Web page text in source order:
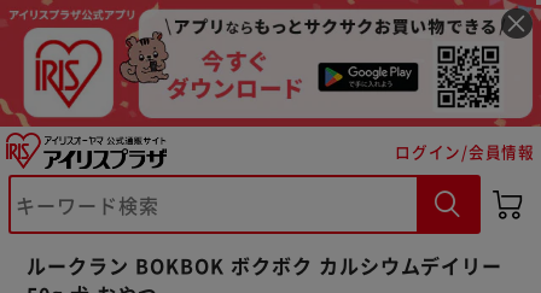
ログイン/会員情報
ルークラン BOKBOK ボクボク カルシウムデイリー
※ご確認ください
カートに入れる 購入手続きへ